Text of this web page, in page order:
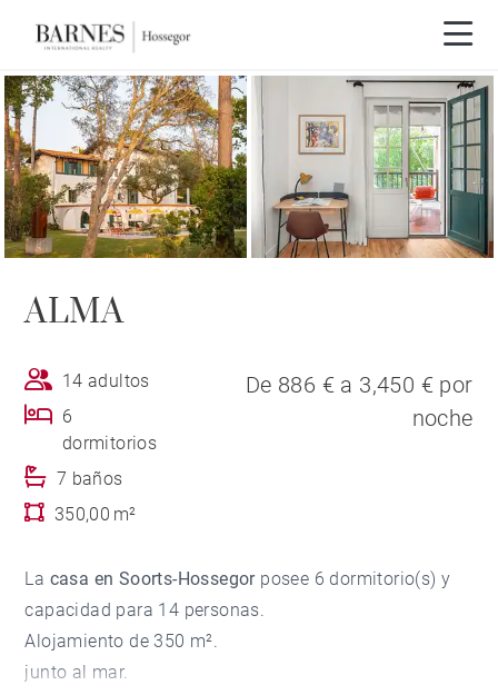
ALMA
14 adultos
6
dormitorios
7 baños
350,00 m²
De 886 € a 3,450 € por
noche
La casa en Soorts-Hossegorposee 6 dormitorio(s) y
capacidad para 14 personas.
Alojamiento de 350 m².
junto al mar.